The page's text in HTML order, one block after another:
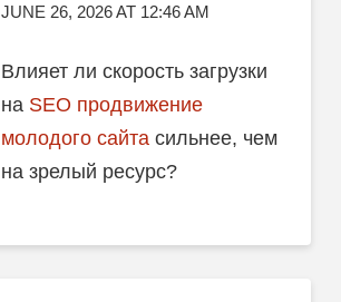
JUNE 26, 2026 AT 12:46 AM
Влияет ли скорость загрузки
на SEO продвижение
молодого сайта сильнее, чем
на зрелый ресурс?